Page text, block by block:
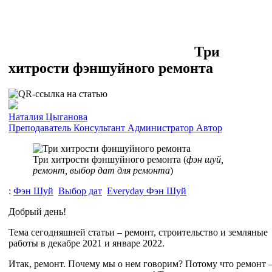
Три
хитрости фэншуйного ремонта
Наталия Цыганова
Преподаватель Консультант Администратор Автор
Три хитрости фэншуйного ремонта (фэн шуй,
ремонт, выбор дат для ремонта)
: Фэн Шуй Выбор дат Everyday Фэн Шуй
Добрый день!
Тема сегодняшней статьи – ремонт, строительство и земляные
работы в декабре 2021 и январе 2022.
Итак, ремонт. Почему мы о нем говорим? Потому что ремонт